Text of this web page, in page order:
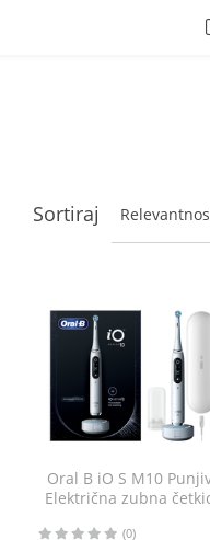
Sortiraj
Oral B iO S M10
Električna zubna
(0)